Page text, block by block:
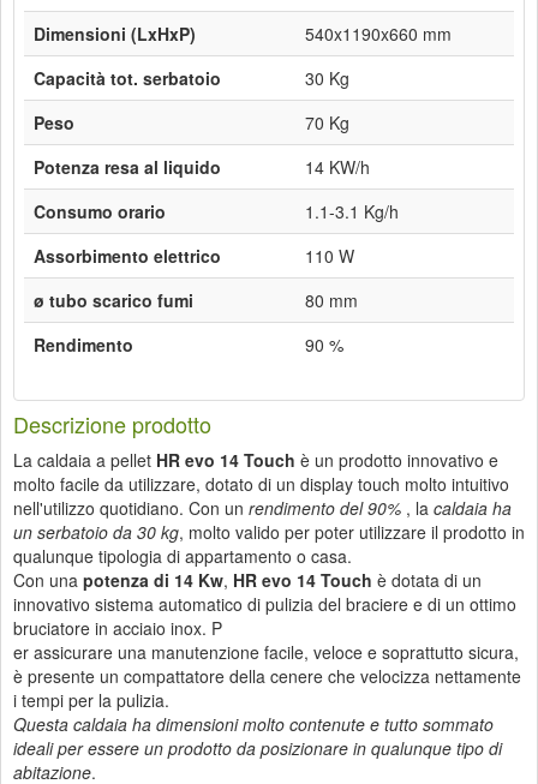
Dimensioni (LxHxP)
540x1190x660 mm
Capacità tot. serbatoio
30 Kg
Peso
70 Kg
Potenza resa al liquido
14 KW/h
Consumo orario
1.1-3.1 Kg/h
Assorbimento elettrico
110 W
ø tubo scarico fumi
80 mm
Rendimento
90 %
Descrizione prodotto
La caldaia a pellet HR evo 14 Touch è un prodotto innovativo e
molto facile da utilizzare, dotato di un display touch molto intuitivo
nell'utilizzo quotidiano. Con un rendimento del 90% , la caldaia ha
un serbatoio da 30 kg, molto valido per poter utilizzare il prodotto in
qualunque tipologia di appartamento o casa.
Con una potenza di 14 Kw, HR evo 14 Touch è dotata di un
innovativo sistema automatico di pulizia del braciere e di un ottimo
bruciatore in acciaio inox. P
er assicurare una manutenzione facile, veloce e soprattutto sicura,
è presente un compattatore della cenere che velocizza nettamente
i tempi per la pulizia.
Questa caldaia ha dimensioni molto contenute e tutto sommato
ideali per essere un prodotto da posizionare in qualunque tipo di
abitazione.